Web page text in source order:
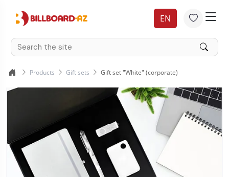
EN
Products Gift sets Gift set "White" (corporate)